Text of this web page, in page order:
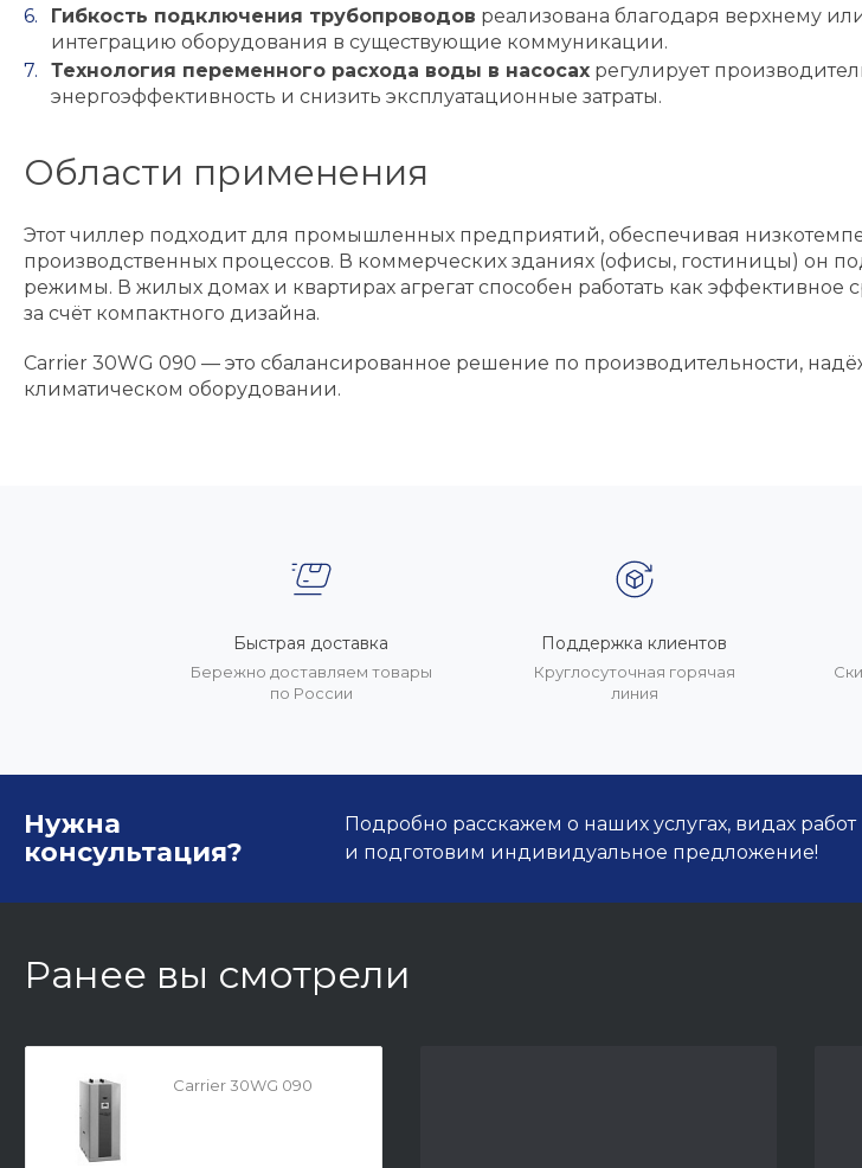
Гибкость подключения трубопроводов реализована благодаря верхнему
интеграцию оборудования в существующие коммуникации.
Технология переменного расхода воды в насосахрегулирует
энергоэффективность и снизить эксплуатационные затраты.
Области применения
Этот чиллер подходит для промышленных предприятий, обеспечивая
производственных процессов. В коммерческих зданиях (офисы, гостиницы) он
режимы. В жилых домах и квартирах агрегат способен работать как
за счёт компактного дизайна.
Carrier 30WG 090 — это сбалансированное решение по производительности,
климатическом оборудовании.
Быстрая доставка
Бережно доставляем товары
по России
Поддержка клиентов
Круглосуточная горячая
линия
Нужна
консультация?
Подробно расскажем о наших услугах, видах
и подготовим индивидуальное предложение!
Ранее вы смотрели
Carrier 30WG 090